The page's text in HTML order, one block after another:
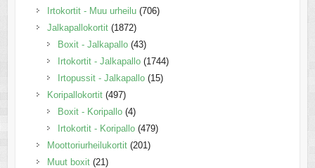
Irtokortit - Muu urheilu (706)
Jalkapallokortit (1872)
Boxit - Jalkapallo (43)
Irtokortit - Jalkapallo (1744)
Irtopussit - Jalkapallo (15)
Koripallokortit (497)
Boxit - Koripallo (4)
Irtokortit - Koripallo (479)
Moottoriurheilukortit (201)
Muut boxit (21)